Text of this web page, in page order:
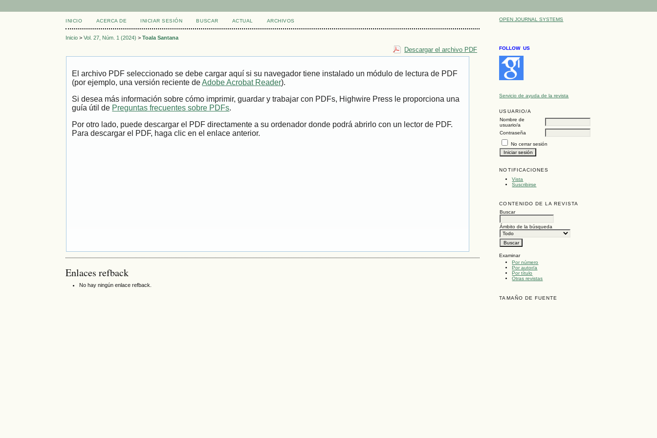
OPEN JOURNAL SYSTEMS
FOLLOW US
Servicio de ayuda de la revista
USUARIO/A
Nombre de
usuario/a
Contraseña
No cerrar sesión
NOTIFICACIONES
Vista
Suscribirse
CONTENIDO DE LA REVISTA
Buscar
Ámbito de la búsqueda
Examinar
Por número
Por autor/a
Por título
Otras revistas
TAMAÑO DE FUENTE
INICIO ACERCA DE INICIAR SESIÓN BUSCAR ACTUAL ARCHIVOS
Inicio >Vol. 27, Núm. 1 (2024) >Toala Santana
Descargar el archivo PDF
El archivo PDF seleccionado se debe cargar aquí si su navegador tiene instalado un módulo de lectura de PDF
(por ejemplo, una versión reciente deAdobe Acrobat Reader).
Si desea más información sobre cómo imprimir, guardar y trabajar con PDFs, Highwire Press le proporciona una
guía útil de Preguntas frecuentes sobre PDFs.
Por otro lado, puede descargar el PDF directamente a su ordenador donde podrá abrirlo con un lector de PDF.
Para descargar el PDF, haga clic en el enlace anterior.
Enlaces refback
No hay ningún enlace refback.